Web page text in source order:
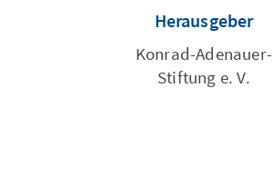
Herausgeber
Konrad-­Adenauer­-
Stiftung e. V.